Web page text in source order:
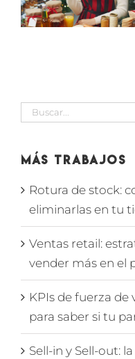
EN
Buscar:
Más Trabajos
Rotura de stock:
eliminarlas en tu
Ventas retail:
vender más en el
KPIs de fuerza
para saber si tu
Sell-in y Sell-out: